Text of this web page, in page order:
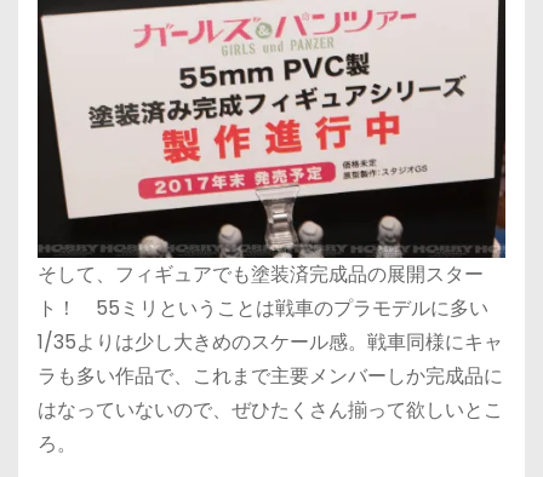
そして、フィギュアでも塗装済完成品の展開スター
ト！ 55ミリということは戦車のプラモデルに多い
1/35よりは少し大きめのスケール感。戦車同様にキャ
ラも多い作品で、これまで主要メンバーしか完成品に
はなっていないので、ぜひたくさん揃って欲しいとこ
ろ。